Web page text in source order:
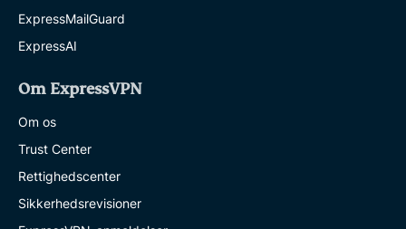
ExpressMailGuard
ExpressAI
Om ExpressVPN
Om os
Trust Center
Rettighedscenter
Sikkerhedsrevisioner